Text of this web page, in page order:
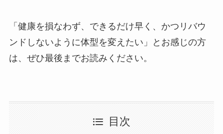
「健康を損なわず、できるだけ早く、かつリバウ
ンドしないように体型を変えたい」とお感じの方
は、ぜひ最後までお読みください。
目次